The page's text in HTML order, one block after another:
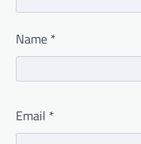
Name *
Email *